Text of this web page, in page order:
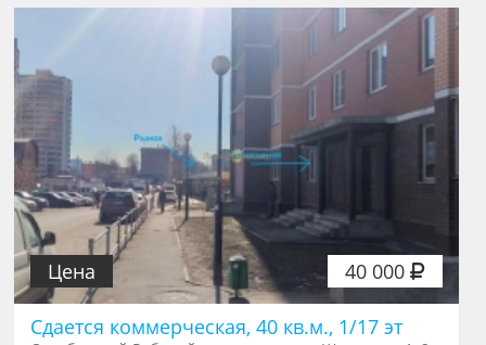
40 000
Цена
Сдается коммерческая, 40 кв.м., 1/17 эт